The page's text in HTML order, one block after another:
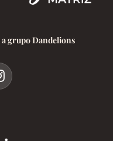
grupo Dandelions